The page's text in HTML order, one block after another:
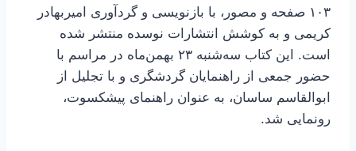
۱۰۳ صفحه و مصور، با بازنویسی و گردآوری امیربهادر
کریمی و به کوشش انتشارات نوسده منتشر شده
است. این کتاب سه‌شنبه ۲۳ بهمن‌ماه در مراسم با
حضور جمعی از راهنمایان گردشگری و با تجلیل از
ابوالقاسم ساسان، به عنوان راهنمای پیشکسوت،
رونمایی شد.